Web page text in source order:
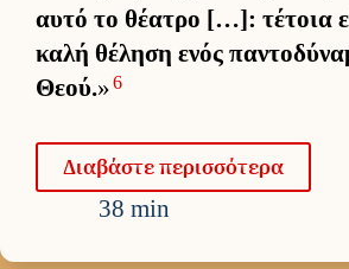
αυτό το θέατρο […]: τέτοια
καλή θέληση ενός
Θεού.»6
Δια­βάστε περισ­σότερα
38 min